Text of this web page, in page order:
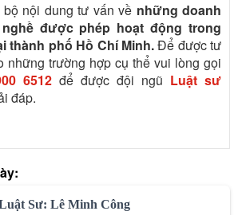
nội dung tư vấn về những doanh
được phép hoạt động trong
thành phố Hồ Chí Minh.Để được tư
những trường hợp cụ thể vui lòng gọi
6512 để được đội ngũ Luật sư
đáp.
Sư: Lê Minh Công